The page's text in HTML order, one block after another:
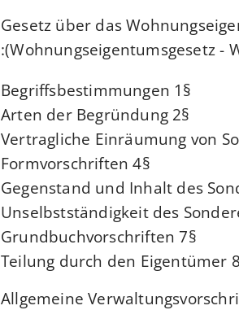
Gesetz über das
(Wohnungseigentumsgesetz -
:
§1 Begriffsbestimmungen
§2 Arten der Begründung
§4 Formvorschriften
§7 Grundbuchvorschriften
Allgemeine